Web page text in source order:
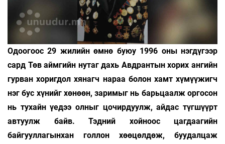
Одоогоос 29 жилийн өмнө буюу 1996 оны нэгдүгээр
сард Төв аймгийн нутаг дахь Авдрантын хорих ангийн
гурван хоригдол хянагч нараа болон хамт хүмүүжигч
нэг бус хүнийг хөнөөн, заримыг нь барьцаалж оргосон
нь тухайн үедээ олныг цочирдуулж, айдас түгшүүрт
автуулж байв. Тэдний хойноос цагдаагийн
байгууллагынхан голлон хөөцөлдөж, буудалцаж